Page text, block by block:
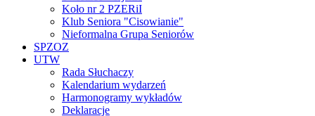
Koło nr 2 PZERiI
Klub Seniora "Cisowianie"
Nieformalna Grupa Seniorów
SPZOZ
UTW
Rada Słuchaczy
Kalendarium wydarzeń
Harmonogramy wykładów
Deklaracje